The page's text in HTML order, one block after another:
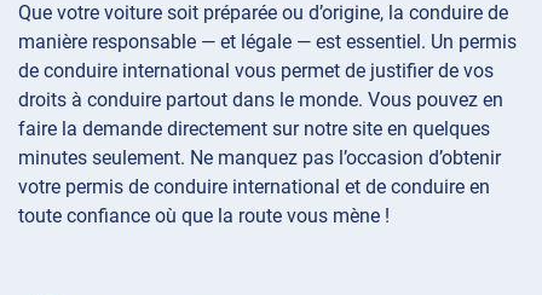
Que votre voiture soit préparée ou d’origine, la conduire de
manière responsable — et légale — est essentiel. Un permis
de conduire international vous permet de justifier de vos
droits à conduire partout dans le monde. Vous pouvez en
faire la demande directement sur notre site en quelques
minutes seulement. Ne manquez pas l’occasion d’obtenir
votre permis de conduire international et de conduire en
toute confiance où que la route vous mène !